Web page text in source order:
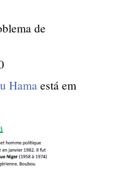
de
Hamaestá em